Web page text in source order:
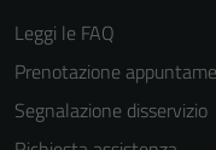
Leggi le FAQ
Prenotazione
Segnalazione disservizio